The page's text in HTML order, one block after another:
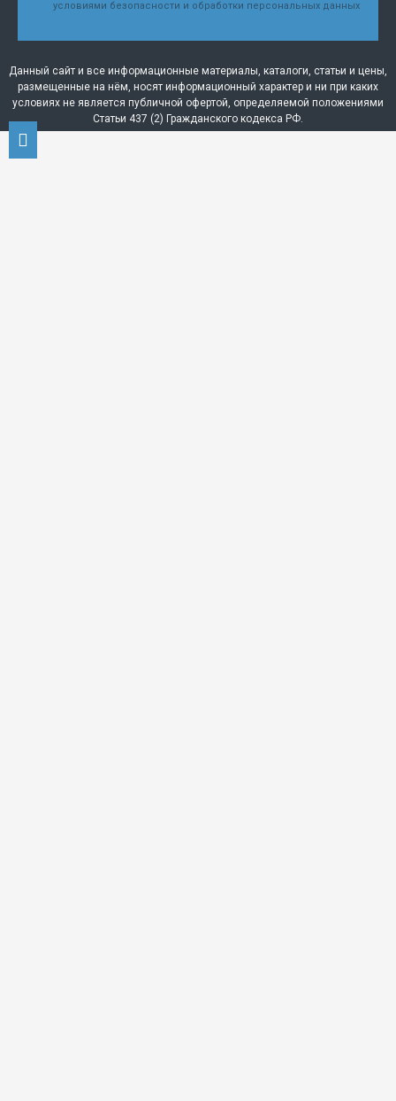
условиями безопасности и обработки персональных данных
Данный сайт и все информационные материалы, каталоги, статьи и цены,
размещенные на нём, носят информационный характер и ни при каких
условиях не является публичной офертой, определяемой положениями
Статьи 437 (2) Гражданского кодекса РФ.